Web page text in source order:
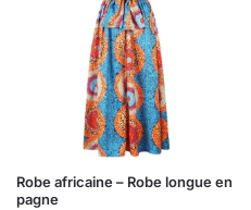
Robe africaine – Robe longue en
pagne